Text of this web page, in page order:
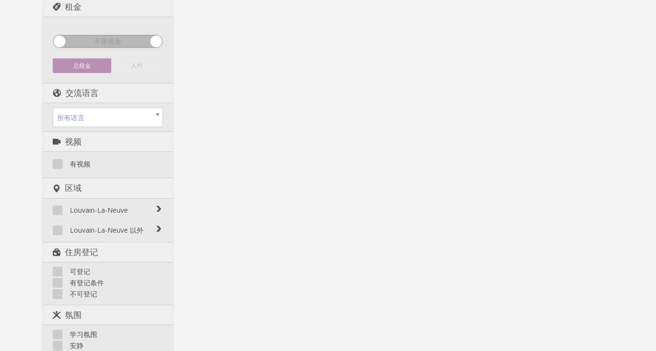
租金
不限租金
总租金 人均
交流语言
所有语言
视频
有视频
区域
Louvain-La-Neuve
Biéreau
Centre
L'Hocaille
La Baraque
Lauzelle
Les Bruyères
Louvain-La-Neuve 以外
Court-St.-Étienne
Gembloux
Genappe
Mont-Saint-Guibert
Nivelles
Ottignies
Rixensart
Walhain
Wavre
住房登记
可登记
有登记条件
不可登记
氛围
学习氛围
安静